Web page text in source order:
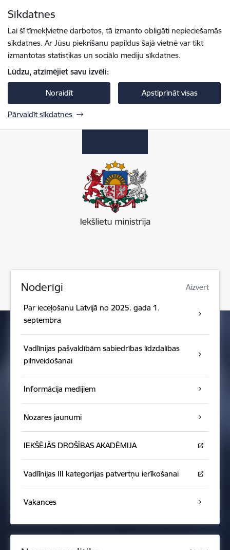
Sīkdatnes
Lai šī tīmekļvietne darbotos, tā izmanto obligāti nepieciešamās
sīkdatnes. Ar Jūsu piekrišanu papildus šajā vietnē var tikt
izmantotas statistikas un sociālo mediju sīkdatnes.
Lūdzu, atzīmējiet savu izvēli:
Noraidīt Apstiprināt visas
Pārvaldīt sīkdatnes
Noderīgi Aizvērt
Par ieceļošanu Latvijā no 2025. gada 1.
septembra
Vadlīnijas pašvaldībām sabiedrības līdzdalības
pilnveidošanai
Informācija medijiem
Nozares jaunumi
IEKŠĒJĀS DROŠĪBAS AKADĒMIJA
Vadlīnijas III kategorijas patvertņu ierīkošanai
Vakances